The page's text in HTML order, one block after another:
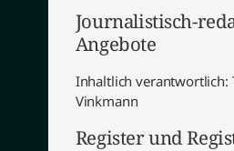
Journalistisch-
Angebote
Inhaltlich verantwortlich:
Vinkmann
Register und